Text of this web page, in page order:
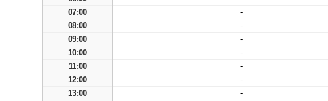
07:00
-
08:00
-
09:00
-
10:00
-
11:00
-
12:00
-
13:00
-